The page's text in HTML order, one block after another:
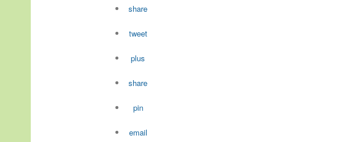
share
tweet
plus
share
pin
email